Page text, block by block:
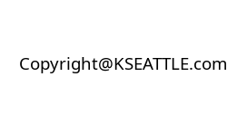
Copyright@KSEATTLE.com